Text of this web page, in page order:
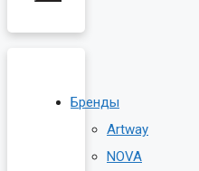
Бренды
Artway
NOVA